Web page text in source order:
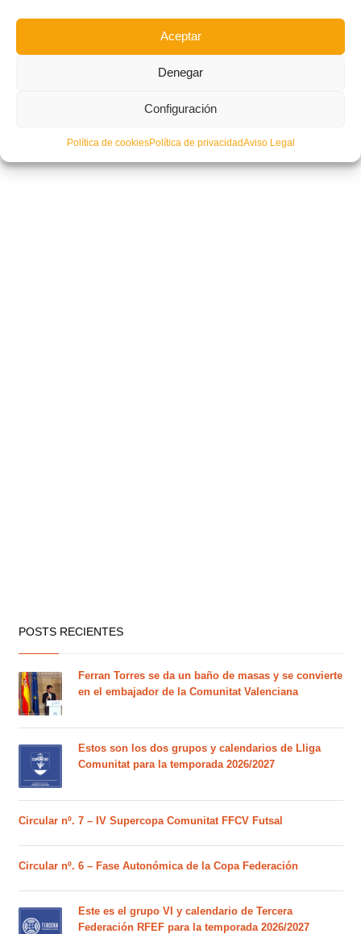
Aceptar
Denegar
Configuración
Política de cookiesPolítica de privacidadAviso Legal
CONVOCATORIA: Primera lista de la temporada de la Selecció
POSTS RECIENTES
Ferran Torres se da un baño de masas y se convierte
en el embajador de la Comunitat Valenciana
Estos son los dos grupos y calendarios de Lliga
Comunitat para la temporada 2026/2027
Circular nº. 7 – IV Supercopa Comunitat FFCV Futsal
Circular nº. 6 – Fase Autonómica de la Copa Federación
Este es el grupo VI y calendario de Tercera
Federación RFEF para la temporada 2026/2027